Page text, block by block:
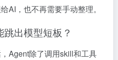
AI，也不再需要手动整理。
出模型短板？
Agent除了调用skill和工具